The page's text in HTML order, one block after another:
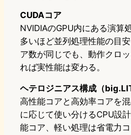
CUDAコア
NVIDIAのGPU内にある演算
多いほど並列処理性能の目
ア数が同じでも、動作クロ
れば実性能は変わる。
ヘテロジニアス構成（
高性能コアと高効率コアを
に応じて使い分けるCPU設
能コア、軽い処理は省電力